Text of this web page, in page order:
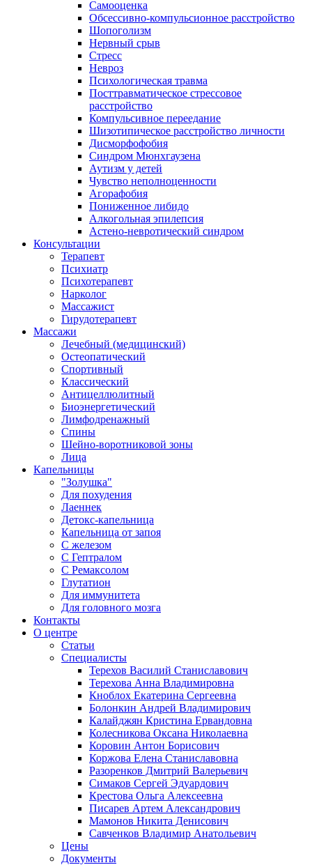
Самооценка
Обсессивно-компульсионное расстройство
Шопоголизм
Нервный срыв
Стресс
Невроз
Психологическая травма
Посттравматическое стрессовое
расстройство
Компульсивное переедание
Шизотипическое расстройство личности
Дисморфофобия
Синдром Мюнхгаузена
Аутизм у детей
Чувство неполноценности
Агорафобия
Пониженное либидо
Алкогольная эпилепсия
Астено-невротический синдром
Консультации
Терапевт
Психиатр
Психотерапевт
Нарколог
Массажист
Гирудотерапевт
Массажи
Лечебный (медицинский)
Остеопатический
Спортивный
Классический
Антицеллюлитный
Биоэнергетический
Лимфодренажный
Спины
Шейно-воротниковой зоны
Лица
Капельницы
"Золушка"
Для похудения
Лаеннек
Детокс-капельница
Капельница от запоя
С железом
С Гептралом
С Ремаксолом
Глутатион
Для иммунитета
Для головного мозга
Контакты
О центре
Статьи
Специалисты
Терехов Василий Станиславович
Терехова Анна Владимировна
Кноблох Екатерина Сергеевна
Болонкин Андрей Владимирович
Калайджян Кристина Ервандовна
Колесникова Оксана Николаевна
Коровин Антон Борисович
Коржова Елена Станиславовна
Разоренков Дмитрий Валерьевич
Симаков Сергей Эдуардович
Крестова Ольга Алексеевна
Писарев Артем Александрович
Мамонов Никита Денисович
Савченков Владимир Анатольевич
Цены
Документы